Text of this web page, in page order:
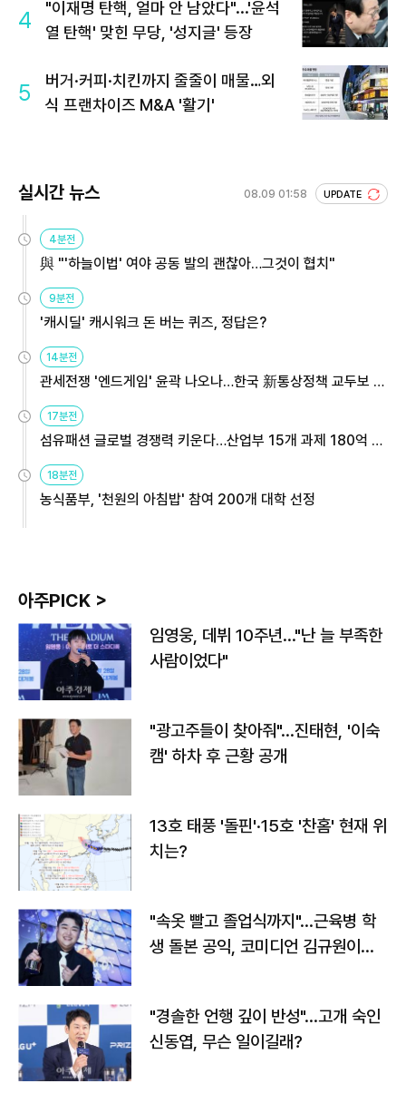
4
"이재명 탄핵, 얼마 안 남았다"...'윤석
열 탄핵' 맞힌 무당, '성지글' 등장
5
버거·커피·치킨까지 줄줄이 매물…외
식 프랜차이즈 M&A '활기'
실시간 뉴스 08.09 01:58 UPDATE
4분전
與 "'하늘이법' 여야 공동 발의 괜찮아…그것이 협치"
9분전
'캐시딜' 캐시워크 돈 버는 퀴즈, 정답은?
14분전
관세전쟁 '엔드게임' 윤곽 나오나…한국 新통상정책 교두보 활
용해야
17분전
섬유패션 글로벌 경쟁력 키운다…산업부 15개 과제 180억 지
원
18분전
농식품부, '천원의 아침밥' 참여 200개 대학 선정
아주PICK >
임영웅, 데뷔 10주년…"난 늘 부족한
사람이었다"
"광고주들이 찾아줘"…진태현, '이숙
캠' 하차 후 근황 공개
13호 태풍 '돌핀'·15호 '찬홈' 현재 위
치는?
"속옷 빨고 졸업식까지"…근육병 학
생 돌본 공익, 코미디언 김규원이었
"경솔한 언행 깊이 반성"…고개 숙인
신동엽, 무슨 일이길래?